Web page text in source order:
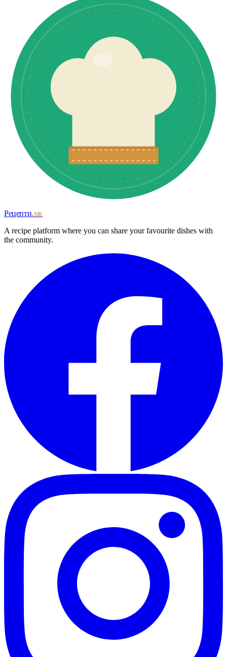
Рецепти.мк
A recipe platform where you can share your favourite dishes with
the community.